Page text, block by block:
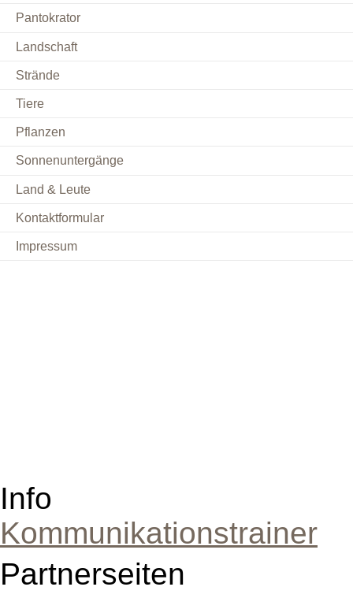
Pantokrator
Landschaft
Strände
Tiere
Pflanzen
Sonnenuntergänge
Land & Leute
Kontaktformular
Impressum
Info
Kommunikationstrainer
Partnerseiten